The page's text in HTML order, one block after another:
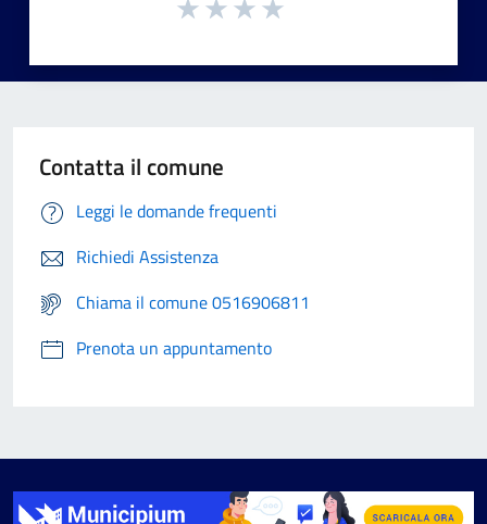
Contatta il comune
Leggi le domande frequenti
Richiedi Assistenza
Chiama il comune 0516906811
Prenota un appuntamento